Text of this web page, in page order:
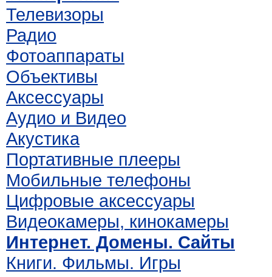
Телевизоры
Радио
Фотоаппараты
Объективы
Аксессуары
Аудио и Видео
Акустика
Портативные плееры
Мобильные телефоны
Цифровые аксессуары
Видеокамеры, кинокамеры
Интернет. Домены. Сайты
Книги. Фильмы. Игры